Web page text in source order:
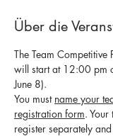
Über die
The Team Competitive
will start at 12:00 pm
June 8).
You must name your
registration form. Your
register separately